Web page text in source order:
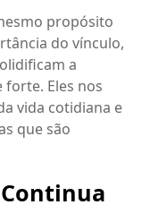
propósito
do vínculo,
a
forte. Eles nos
vida cotidiana e
que são